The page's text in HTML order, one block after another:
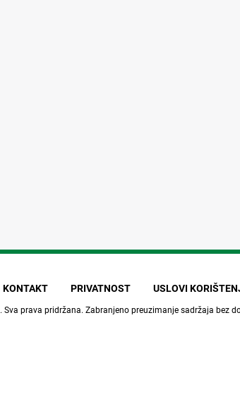
KONTAKT PRIVATNOST USLOVI
. Sva prava pridržana. Zabranjeno preuzimanje sadržaja bez